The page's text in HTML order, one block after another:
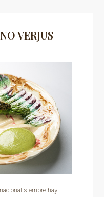
VERJUS
siempre hay